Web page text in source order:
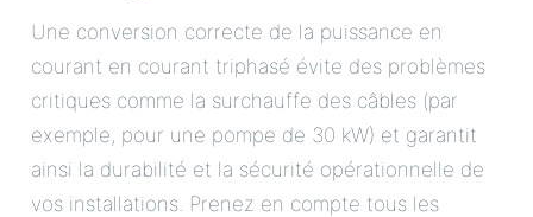
Une conversion correcte de la puissance en
courant en courant triphasé évite des problèmes
critiques comme la surchauffe des câbles (par
exemple, pour une pompe de 30 kW) et garantit
ainsi la durabilité et la sécurité opérationnelle de
vos installations. Prenez en compte tous les